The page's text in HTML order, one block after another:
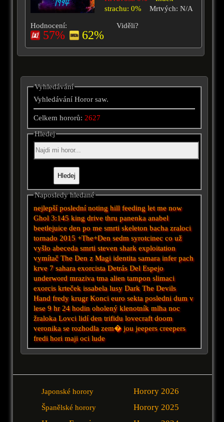
strachu: 0%
Mrtvých: N/A
Hodnocení:
57% 62%
Viděli?
Vyhledávání
Vyhledávání Horor saw.
Celkem hororů:2627
Hledej
Naposledy hledané
nejlepší poslední noting hill feeding let me now
Ghol 3:145 king drive thru panenka anabel
beetlejuice den po me smrti skeleton bacha zraloci
tornado 2015 +The+Den sedm syrotcinec co už
vyšlo abeceda smrti steven shark exploitation
vymítač The Den z Magi identita samara infer pach
krve 7 sahara exorcista Detrás Del Espejo
underword mraziva tma alien tampon slimaci
exorcis krteček issabela lusy Dark The Devils
Hand fredy krugr Konci euro sekta posledni dum v
lese 9 hr 24 hodin oholený klenotník mlha noc
žraloka Lovci lidí den trifidu lovecraft doom
veronika se rozhodla zem� jou jeepers creepers
fredi hori maji oci lude
Japonské horory
Španělské horory
Horory 2026
Horory 2025